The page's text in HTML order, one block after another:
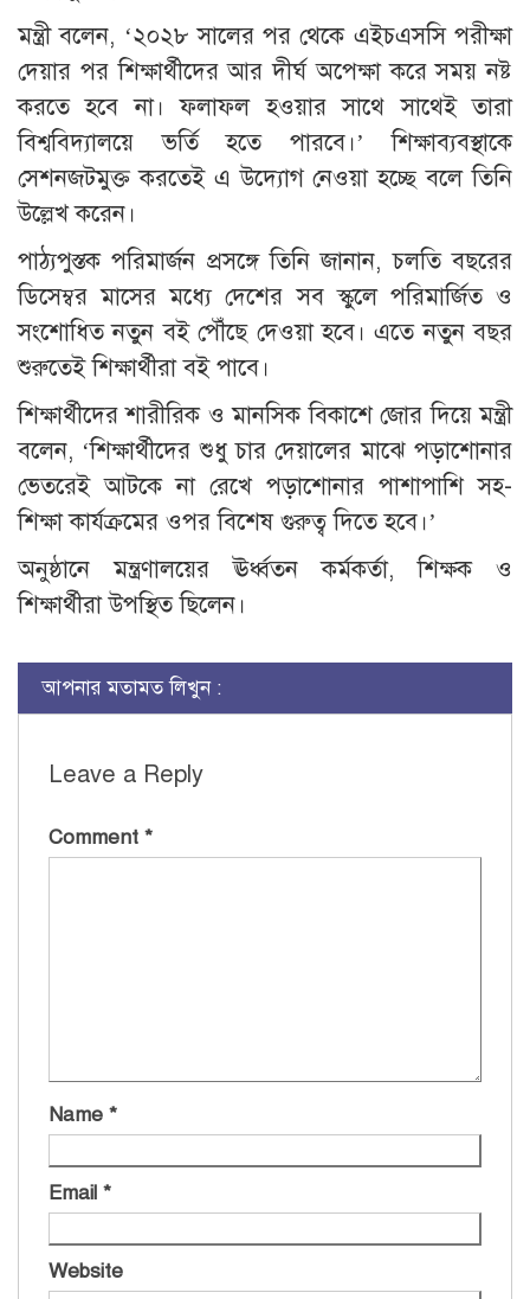
মন্ত্রী বলেন, ‘২০২৮ সালের পর থেকে এইচএসসি পরীক্ষা
দেয়ার পর শিক্ষার্থীদের আর দীর্ঘ অপেক্ষা করে সময় নষ্ট
করতে হবে না। ফলাফল হওয়ার সাথে সাথেই তারা
বিশ্ববিদ্যালয়ে ভর্তি হতে পারবে।’ শিক্ষাব্যবস্থাকে
সেশনজটমুক্ত করতেই এ উদ্যোগ নেওয়া হচ্ছে বলে তিনি
উল্লেখ করেন।
পাঠ্যপুস্তক পরিমার্জন প্রসঙ্গে তিনি জানান, চলতি বছরের
ডিসেম্বর মাসের মধ্যে দেশের সব স্কুলে পরিমার্জিত ও
সংশোধিত নতুন বই পৌঁছে দেওয়া হবে। এতে নতুন বছর
শুরুতেই শিক্ষার্থীরা বই পাবে।
শিক্ষার্থীদের শারীরিক ও মানসিক বিকাশে জোর দিয়ে মন্ত্রী
বলেন, ‘শিক্ষার্থীদের শুধু চার দেয়ালের মাঝে পড়াশোনার
ভেতরেই আটকে না রেখে পড়াশোনার পাশাপাশি সহ-
শিক্ষা কার্যক্রমের ওপর বিশেষ গুরুত্ব দিতে হবে।’
অনুষ্ঠানে মন্ত্রণালয়ের ঊর্ধ্বতন কর্মকর্তা, শিক্ষক ও
শিক্ষার্থীরা উপস্থিত ছিলেন।
আপনার মতামত লিখুন :
Leave a Reply
Comment *
Name *
Email *
Website